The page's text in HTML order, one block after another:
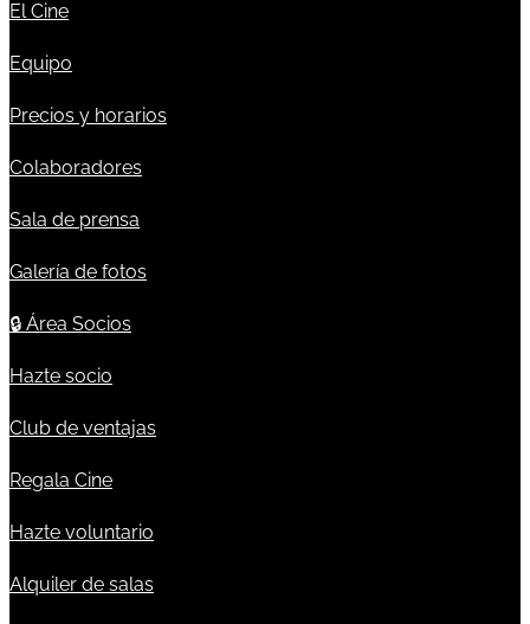
El Cine
Equipo
Precios y horarios
Colaboradores
Sala de prensa
Galería de fotos
🔒 Área Socios
Hazte socio
Club de ventajas
Regala Cine
Hazte voluntario
Alquiler de salas